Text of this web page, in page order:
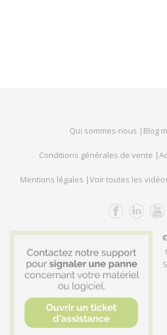
Qui sommes-nous | Blog
Conditions générales de vente |
Mentions légales |Voir toutes les